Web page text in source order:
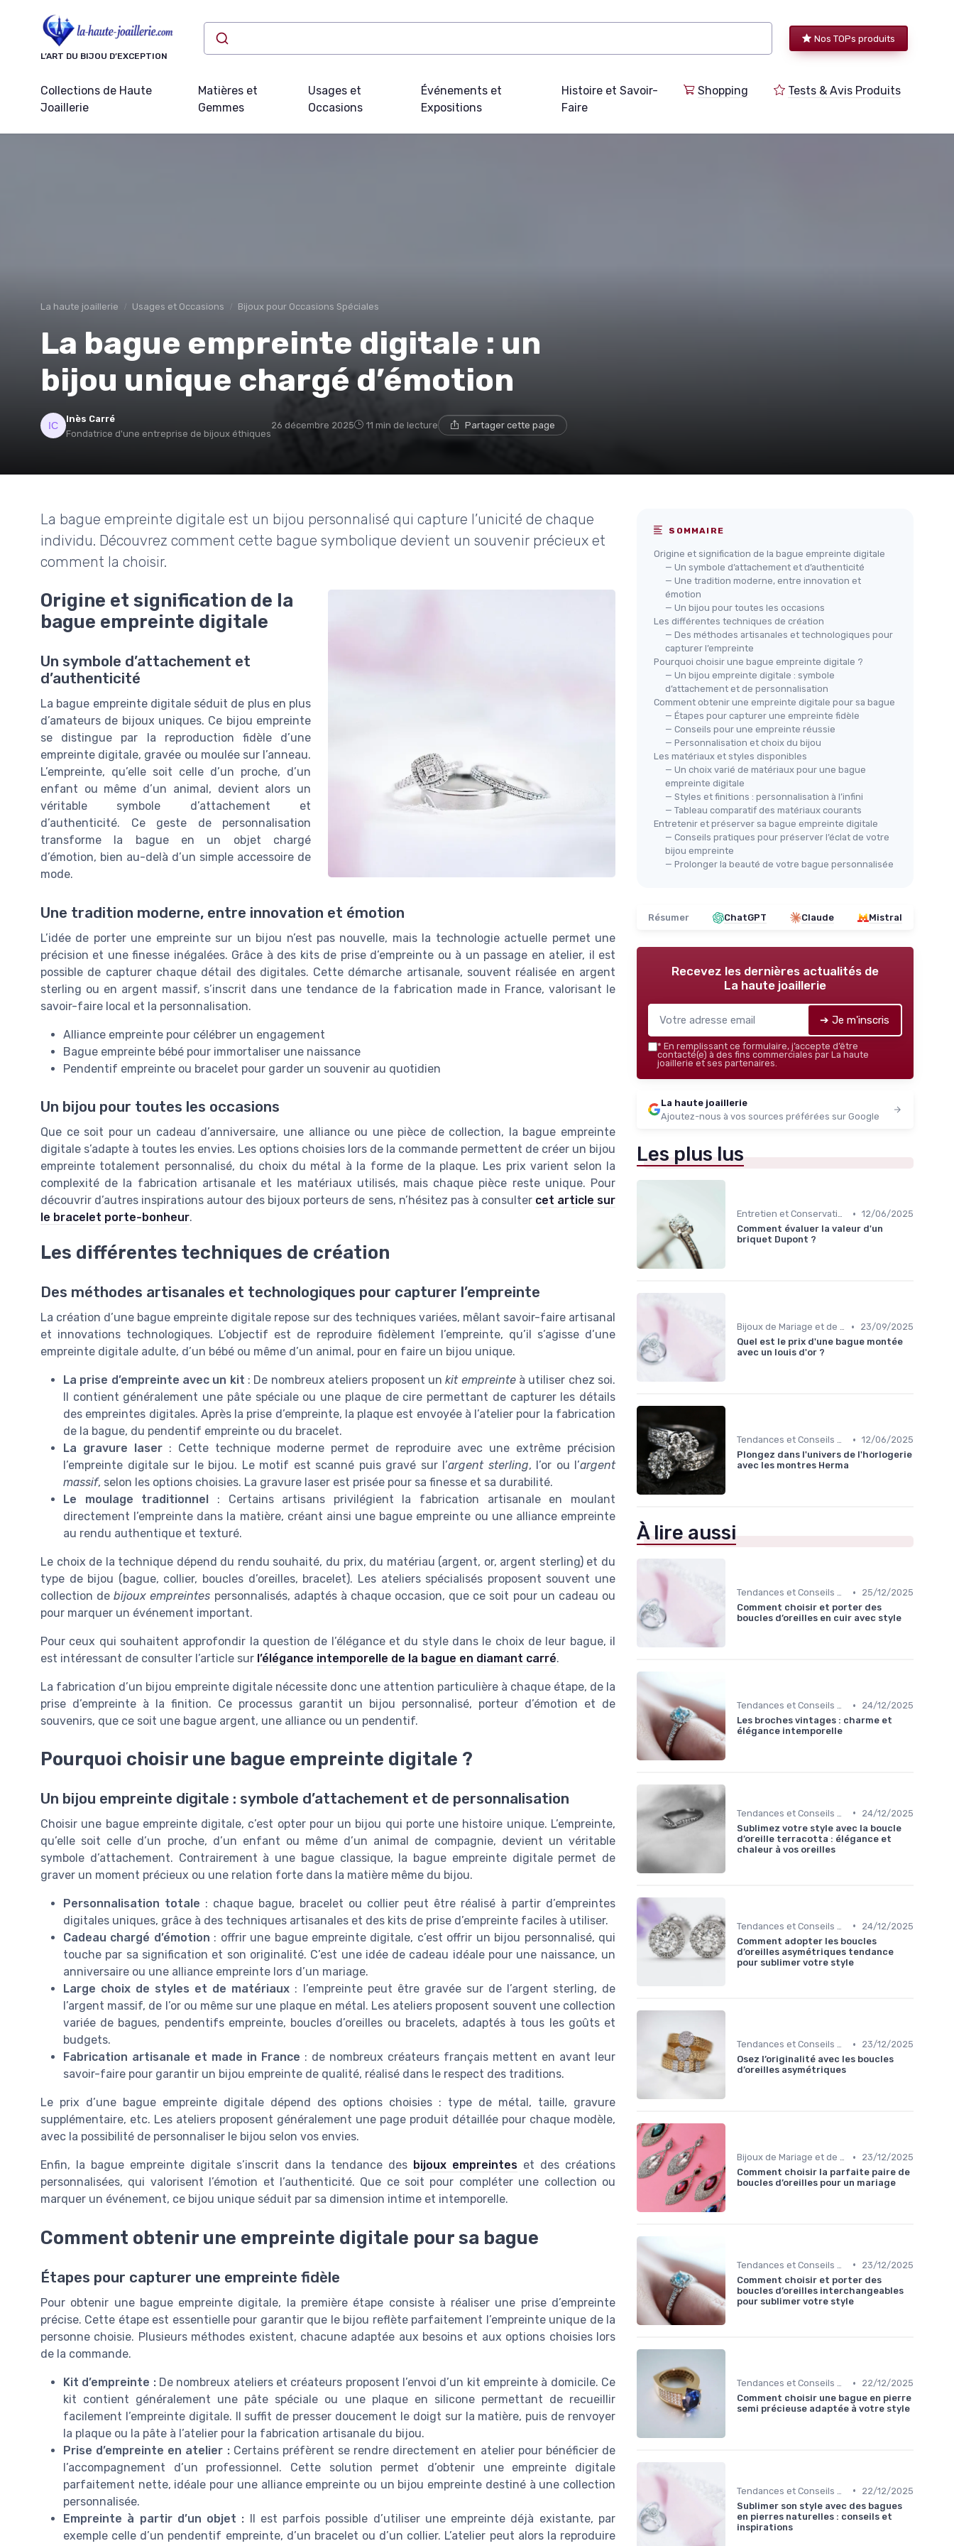
L’ART DU BIJOU D’EXCEPTION
Nos TOPs produits
Collections de Haute
Joaillerie
Matières et
Gemmes
Usages et
Occasions
Événements et
Expositions
Histoire et Savoir-
Faire
Shopping Tests & Avis Produits
La haute joaillerie Usages et Occasions Bijoux pour Occasions Spéciales
La bague empreinte digitale : un
bijou unique chargé d’émotion
Inès Carré
Fondatrice d'une entreprise de bijoux éthiques
26 décembre 2025 11 min de lecture Partager cette page
La bague empreinte digitale est un bijou personnalisé qui capture l’unicité de chaque
individu. Découvrez comment cette bague symbolique devient un souvenir précieux et
comment la choisir.
Origine et signification de la
bague empreinte digitale
Un symbole d’attachement et
d’authenticité
La bague empreinte digitale séduit de plus en plus
d’amateurs de bijoux uniques. Ce bijou empreinte
se distingue par la reproduction fidèle d’une
empreinte digitale, gravée ou moulée sur l’anneau.
L’empreinte, qu’elle soit celle d’un proche, d’un
enfant ou même d’un animal, devient alors un
véritable symbole d’attachement et
d’authenticité. Ce geste de personnalisation
transforme la bague en un objet chargé
d’émotion, bien au-delà d’un simple accessoire de
mode.
Une tradition moderne, entre innovation et émotion
L’idée de porter une empreinte sur un bijou n’est pas nouvelle, mais la technologie actuelle permet une
précision et une finesse inégalées. Grâce à des kits de prise d’empreinte ou à un passage en atelier, il est
possible de capturer chaque détail des digitales. Cette démarche artisanale, souvent réalisée en argent
sterling ou en argent massif, s’inscrit dans une tendance de la fabrication made in France, valorisant le
savoir-faire local et la personnalisation.
Alliance empreinte pour célébrer un engagement
Bague empreinte bébé pour immortaliser une naissance
Pendentif empreinte ou bracelet pour garder un souvenir au quotidien
Un bijou pour toutes les occasions
Que ce soit pour un cadeau d’anniversaire, une alliance ou une pièce de collection, la bague empreinte
digitale s’adapte à toutes les envies. Les options choisies lors de la commande permettent de créer un bijou
empreinte totalement personnalisé, du choix du métal à la forme de la plaque. Les prix varient selon la
complexité de la fabrication artisanale et les matériaux utilisés, mais chaque pièce reste unique. Pour
découvrir d’autres inspirations autour des bijoux porteurs de sens, n’hésitez pas à consulter cet article sur
le bracelet porte-bonheur.
Les différentes techniques de création
Des méthodes artisanales et technologiques pour capturer l’empreinte
La création d’une bague empreinte digitale repose sur des techniques variées, mêlant savoir-faire artisanal
et innovations technologiques. L’objectif est de reproduire fidèlement l’empreinte, qu’il s’agisse d’une
empreinte digitale adulte, d’un bébé ou même d’un animal, pour en faire un bijou unique.
La prise d’empreinte avec un kit : De nombreux ateliers proposent unkit empreinteà utiliser chez soi.
Il contient généralement une pâte spéciale ou une plaque de cire permettant de capturer les détails
des empreintes digitales. Après la prise d’empreinte, la plaque est envoyée à l’atelier pour la fabrication
de la bague, du pendentif empreinte ou du bracelet.
La gravure laser : Cette technique moderne permet de reproduire avec une extrême précision
l’empreinte digitale sur le bijou. Le motif est scanné puis gravé sur l’argent sterling, l’or ou l’argent
massif, selon les options choisies. La gravure laser est prisée pour sa finesse et sa durabilité.
Le moulage traditionnel : Certains artisans privilégient la fabrication artisanale en moulant
directement l’empreinte dans la matière, créant ainsi une bague empreinte ou une alliance empreinte
au rendu authentique et texturé.
Le choix de la technique dépend du rendu souhaité, du prix, du matériau (argent, or, argent sterling) et du
type de bijou (bague, collier, boucles d’oreilles, bracelet). Les ateliers spécialisés proposent souvent une
collection debijoux empreintes personnalisés, adaptés à chaque occasion, que ce soit pour un cadeau ou
pour marquer un événement important.
Pour ceux qui souhaitent approfondir la question de l’élégance et du style dans le choix de leur bague, il
est intéressant de consulter l’article sur l’élégance intemporelle de la bague en diamant carré.
La fabrication d’un bijou empreinte digitale nécessite donc une attention particulière à chaque étape, de la
prise d’empreinte à la finition. Ce processus garantit un bijou personnalisé, porteur d’émotion et de
souvenirs, que ce soit une bague argent, une alliance ou un pendentif.
Pourquoi choisir une bague empreinte digitale ?
Un bijou empreinte digitale : symbole d’attachement et de personnalisation
Choisir une bague empreinte digitale, c’est opter pour un bijou qui porte une histoire unique. L’empreinte,
qu’elle soit celle d’un proche, d’un enfant ou même d’un animal de compagnie, devient un véritable
symbole d’attachement. Contrairement à une bague classique, la bague empreinte digitale permet de
graver un moment précieux ou une relation forte dans la matière même du bijou.
Personnalisation totale : chaque bague, bracelet ou collier peut être réalisé à partir d’empreintes
digitales uniques, grâce à des techniques artisanales et des kits de prise d’empreinte faciles à utiliser.
Cadeau chargé d’émotion : offrir une bague empreinte digitale, c’est offrir un bijou personnalisé, qui
touche par sa signification et son originalité. C’est une idée de cadeau idéale pour une naissance, un
anniversaire ou une alliance empreinte lors d’un mariage.
Large choix de styles et de matériaux : l’empreinte peut être gravée sur de l’argent sterling, de
l’argent massif, de l’or ou même sur une plaque en métal. Les ateliers proposent souvent une collection
variée de bagues, pendentifs empreinte, boucles d’oreilles ou bracelets, adaptés à tous les goûts et
budgets.
Fabrication artisanale et made in France : de nombreux créateurs français mettent en avant leur
savoir-faire pour garantir un bijou empreinte de qualité, réalisé dans le respect des traditions.
Le prix d’une bague empreinte digitale dépend des options choisies : type de métal, taille, gravure
supplémentaire, etc. Les ateliers proposent généralement une page produit détaillée pour chaque modèle,
avec la possibilité de personnaliser le bijou selon vos envies.
Enfin, la bague empreinte digitale s’inscrit dans la tendance des bijoux empreintes et des créations
personnalisées, qui valorisent l’émotion et l’authenticité. Que ce soit pour compléter une collection ou
marquer un événement, ce bijou unique séduit par sa dimension intime et intemporelle.
Comment obtenir une empreinte digitale pour sa bague
Étapes pour capturer une empreinte fidèle
Pour obtenir une bague empreinte digitale, la première étape consiste à réaliser une prise d’empreinte
précise. Cette étape est essentielle pour garantir que le bijou reflète parfaitement l’empreinte unique de la
personne choisie. Plusieurs méthodes existent, chacune adaptée aux besoins et aux options choisies lors
de la commande.
Kit d’empreinte :De nombreux ateliers et créateurs proposent l’envoi d’un kit empreinte à domicile. Ce
kit contient généralement une pâte spéciale ou une plaque en silicone permettant de recueillir
facilement l’empreinte digitale. Il suffit de presser doucement le doigt sur la matière, puis de renvoyer
la plaque ou la pâte à l’atelier pour la fabrication artisanale du bijou.
Prise d’empreinte en atelier :Certains préfèrent se rendre directement en atelier pour bénéficier de
l’accompagnement d’un professionnel. Cette solution permet d’obtenir une empreinte digitale
parfaitement nette, idéale pour une alliance empreinte ou un bijou empreinte destiné à une collection
personnalisée.
Empreinte à partir d’un objet : Il est parfois possible d’utiliser une empreinte déjà existante, par
exemple celle d’un pendentif empreinte, d’un bracelet ou d’un collier. L’atelier peut alors la reproduire
SOMMAIRE
Origine et signification de la bague empreinte digitale
— Un symbole d’attachement et d’authenticité
— Une tradition moderne, entre innovation et
émotion
— Un bijou pour toutes les occasions
Les différentes techniques de création
— Des méthodes artisanales et technologiques pour
capturer l’empreinte
Pourquoi choisir une bague empreinte digitale ?
— Un bijou empreinte digitale : symbole
d’attachement et de personnalisation
Comment obtenir une empreinte digitale pour sa bague
— Étapes pour capturer une empreinte fidèle
— Conseils pour une empreinte réussie
— Personnalisation et choix du bijou
Les matériaux et styles disponibles
— Un choix varié de matériaux pour une bague
empreinte digitale
— Styles et finitions : personnalisation à l’infini
— Tableau comparatif des matériaux courants
Entretenir et préserver sa bague empreinte digitale
— Conseils pratiques pour préserver l’éclat de votre
bijou empreinte
— Prolonger la beauté de votre bague personnalisée
Résumer ChatGPT Claude Mistral
Recevez les dernières actualités de
La haute joaillerie
➔ Je m'inscris
* En remplissant ce formulaire, j’accepte d’être
contacté(e) à des fins commerciales par La haute
joaillerie et ses partenaires.
La haute joaillerie
Ajoutez-nous à vos sources préférées sur Google
Les plus lus
Entretien et Conservation des Bijoux • 12/06/2025
Comment évaluer la valeur d'un
briquet Dupont ?
Bijoux de Mariage et de Fiançailles •
23/09/2025
Quel est le prix d'une bague montée
avec un louis d'or ?
Tendances et Conseils de Style • 12/06/2025
Plongez dans l'univers de l'horlogerie
avec les montres Herma
À lire aussi
Tendances et Conseils de Style •
25/12/2025
Comment choisir et porter des
boucles d’oreilles en cuir avec style
Tendances et Conseils de Style •
24/12/2025
Les broches vintages : charme et
élégance intemporelle
•
24/12/2025
Sublimez votre style avec la boucle
d’oreille terracotta : élégance et
chaleur à vos oreilles
•
24/12/2025
Comment adopter les boucles
d’oreilles asymétriques tendance
pour sublimer votre style
Tendances et Conseils de Style •
23/12/2025
Osez l’originalité avec les boucles
d’oreilles asymétriques
Bijoux de Mariage et de Fiançailles •
23/12/2025
Comment choisir la parfaite paire de
boucles d’oreilles pour un mariage
•
23/12/2025
Comment choisir et porter des
boucles d’oreilles interchangeables
pour sublimer votre style
Tendances et Conseils de Style •
22/12/2025
Comment choisir une bague en pierre
semi précieuse adaptée à votre style
•
22/12/2025
Sublimer son style avec des bagues
en pierres naturelles : conseils et
inspirations